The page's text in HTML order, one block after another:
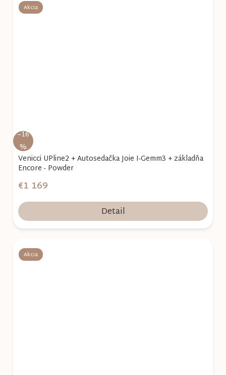
Akcia
–16
%
Venicci UPline2 + Autosedačka Joie I-Gemm3 + základňa
Encore - Powder
€1 169
Detail
Akcia